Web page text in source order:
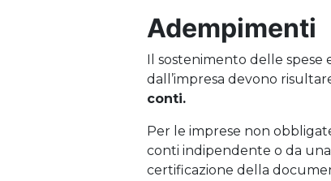
Adempimenti
Il sostenimento delle
dall’impresa devono
conti.
Per le imprese non
conti indipendente o da una
certificazione della